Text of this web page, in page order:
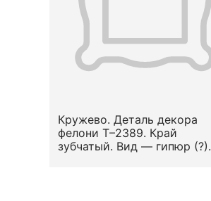
Кружево. Деталь декора
фелони Т–2389. Край
зубчатый. Вид — гипюр (?).